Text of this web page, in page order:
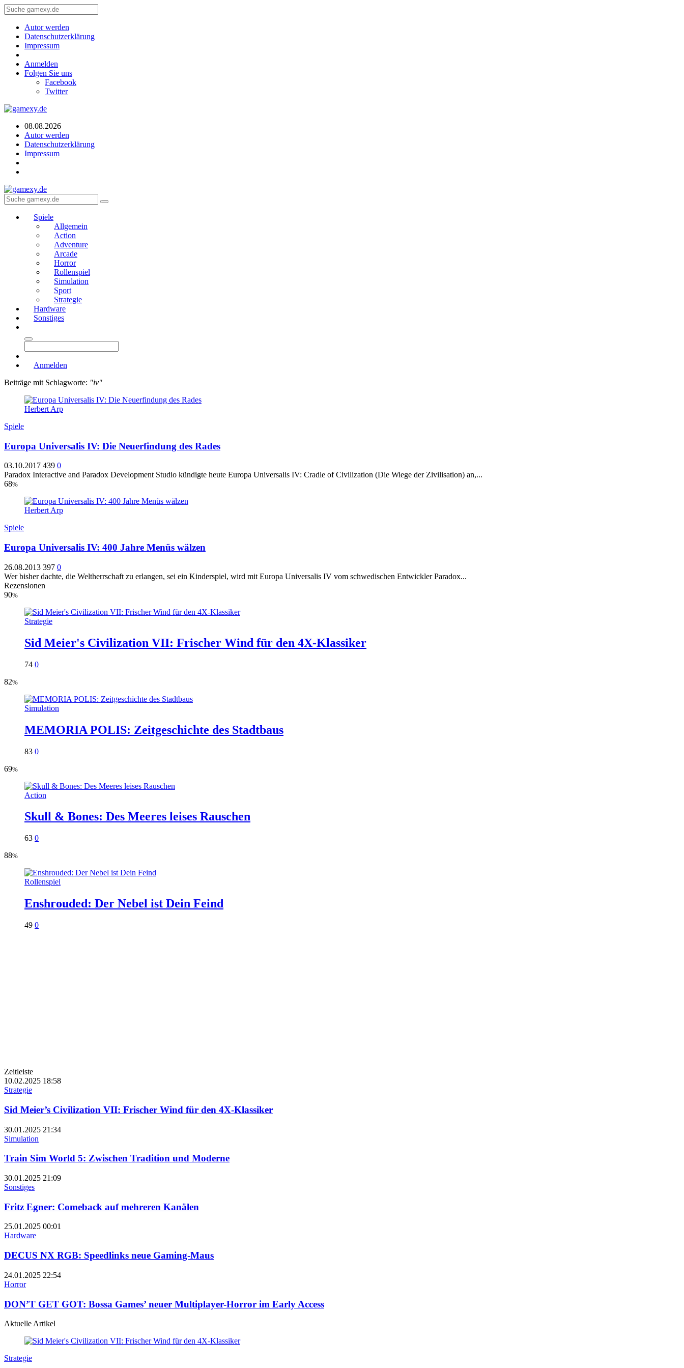
Autor werden
Datenschutzerklärung
Impressum
Anmelden
Folgen Sie uns
Facebook
Twitter
08.08.2026
Autor werden
Datenschutzerklärung
Impressum
Spiele
Allgemein
Action
Adventure
Arcade
Horror
Rollenspiel
Simulation
Sport
Strategie
Hardware
Sonstiges
Anmelden
Beiträge mit Schlagworte: "iv"
Herbert Arp
Spiele
Europa Universalis IV: Die Neuerfindung des Rades
03.10.2017 439 0
Paradox Interactive and Paradox Development Studio kündigte heute Europa Universalis IV: Cradle of Civilization (Die Wiege der Zivilisation) an,...
68%
Herbert Arp
Spiele
Europa Universalis IV: 400 Jahre Menüs wälzen
26.08.2013 397 0
Wer bisher dachte, die Weltherrschaft zu erlangen, sei ein Kinderspiel, wird mit Europa Universalis IV vom schwedischen Entwickler Paradox...
Rezensionen
90%
Strategie
Sid Meier's Civilization VII: Frischer Wind für den 4X-Klassiker
74 0
82%
Simulation
MEMORIA POLIS: Zeitgeschichte des Stadtbaus
83 0
69%
Action
Skull & Bones: Des Meeres leises Rauschen
63 0
88%
Rollenspiel
Enshrouded: Der Nebel ist Dein Feind
49 0
Zeitleiste
10.02.2025 18:58
Strategie
Sid Meier’s Civilization VII: Frischer Wind für den 4X-Klassiker
30.01.2025 21:34
Simulation
Train Sim World 5: Zwischen Tradition und Moderne
30.01.2025 21:09
Sonstiges
Fritz Egner: Comeback auf mehreren Kanälen
25.01.2025 00:01
Hardware
DECUS NX RGB: Speedlinks neue Gaming-Maus
24.01.2025 22:54
Horror
DON’T GET GOT: Bossa Games’ neuer Multiplayer-Horror im Early Access
Aktuelle Artikel
Strategie